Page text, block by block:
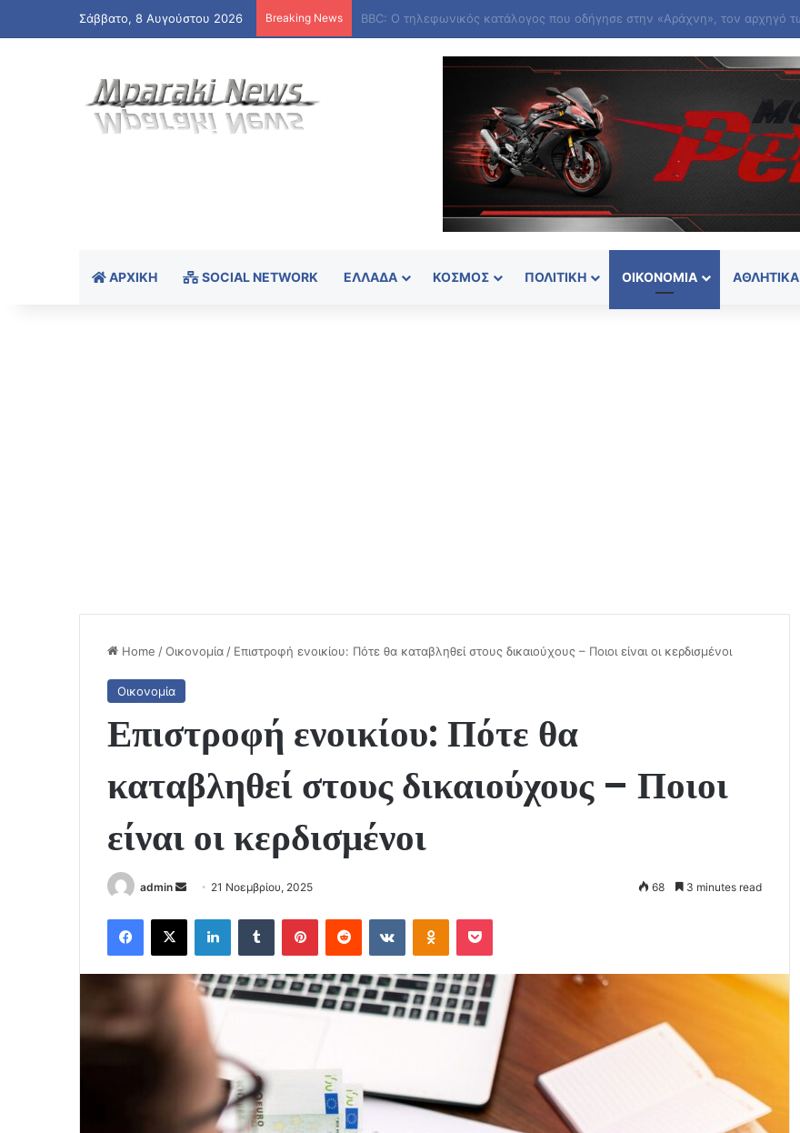
Σάββατο, 8 Αυγούστου 2026 Breaking News
ΑΡΧΙΚΉ SOCIAL NETWORK ΕΛΛΆΔΑ ΚΌΣΜΟΣ ΠΟΛΙΤΙΚΉ ΟΙΚΟΝΟΜΊΑ ΑΘΛΗΤΙΚΆ
Home /Οικονομία / Επιστροφή ενοικίου: Πότε θα καταβληθεί στους δικαιούχους – Ποιοι είναι οι κερδισμένοι
Οικονομία
Επιστροφή ενοικίου: Πότε θα
καταβληθεί στους δικαιούχους – Ποιοι
είναι οι κερδισμένοι
admin
Send
email
21 Νοεμβρίου, 2025 68 3 minutes read
Facebook
X LinkedInTumblr PinterestReddit VKontakteOdnoklassniki
Pocket